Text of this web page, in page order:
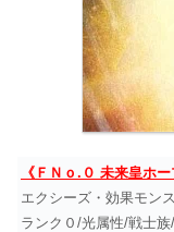
《ＦＮｏ.０ 未来皇ホ
エクシーズ・効果モン
ランク０/光属性/戦士